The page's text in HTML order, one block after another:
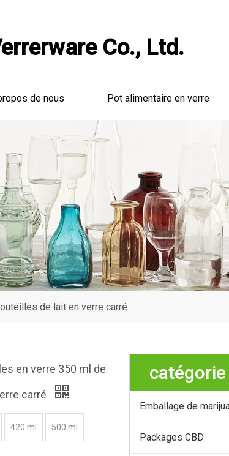
Co., Ltd.
de nous Pot alimentaire en verre
de lait en verre carré
en verre 350 ml de
carré
420 ml 500 ml
Emballage de
Packages CBD